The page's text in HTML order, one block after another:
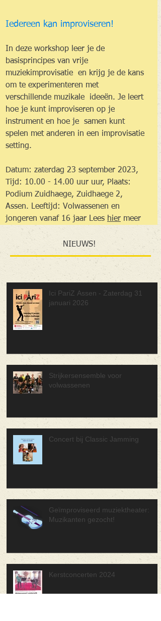
Iedereen kan improviseren!
In deze workshop leer je de
basisprincipes van vrije
muziekimprovisatie  en krijg je de kans
om te experimenteren met
verschillende muzikale  ideeën. Je leert
hoe je kunt improviseren op je
instrument en hoe je  samen kunt
spelen met anderen in een improvisatie
setting.
Datum: zaterdag 23 september 2023,
Tijd: 10.00 - 14.00 uur uur, Plaats:
Podium Zuidhaege, Zuidhaege 2,
Assen. Leeftijd: Volwassenen en
jongeren vanaf 16 jaar Lees hier meer
NIEUWS!
Ici PariZ Assen - Zaterdag 31
januari 2026
Strijkersensemble voor
volwassenen
Concert bij Classic Jamming
Geïmproviseerd muziektheater:
Muzikanten gezocht!
Kerstconcerten 2024